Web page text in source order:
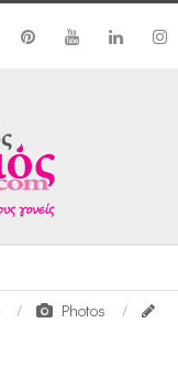
Photos